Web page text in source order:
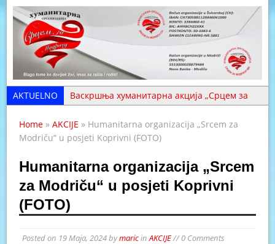
AKTUELNO
Васкршња хуманитарна акција „Срцем за
Хвала нашим волонтерима – они су срце
Хуманитарна помоћ уручена у Толиси и
Крчевљанима (ФОТО)
(ФОТО)
Aci Periću iz Skugrića treba pomoć da se
Home »AKCIJE » Humanitarna organizacija „Srcem za
Modriču“ u posjeti Koprivni (FOTO)
Humanitarna organizacija „Srcem
za Modriču“ u posjeti Koprivni
(FOTO)
Posted on 19 Maja, 2024bymaricinAKCIJE// 0 Comments